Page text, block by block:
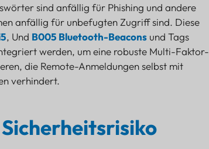
sind anfällig für Phishing und andere
anfällig für unbefugten Zugriff sind. Diese
, Und B005 Bluetooth-Beaconsund Tags
werden, um eine robuste Multi-Faktor-
die Remote-Anmeldungen selbst mit
verhindert.